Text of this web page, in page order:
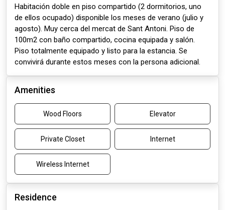
Habitación doble en piso compartido (2 dormitorios, uno
de ellos ocupado) disponible los meses de verano (julio y
agosto). Muy cerca del mercat de Sant Antoni. Piso de
100m2 con baño compartido, cocina equipada y salón.
Piso totalmente equipado y listo para la estancia. Se
convivirá durante estos meses con la persona adicional.
Amenities
Wood Floors Elevator
Private Closet Internet
Wireless Internet
Residence